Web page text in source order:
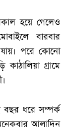
হয়ে গেলেও
বারবার
যায়। পরে কোনো
গ্রামে
ধরে সম্পর্ক
আলাদিন